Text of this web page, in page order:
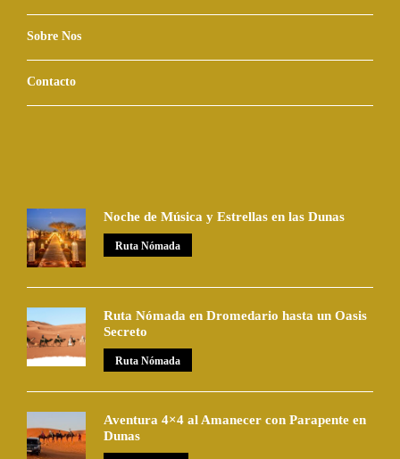
Sobre Nos
Contacto
Noche de Música y Estrellas en las Dunas
Ruta Nómada
Ruta Nómada en Dromedario hasta un Oasis
Secreto
Ruta Nómada
Aventura 4×4 al Amanecer con Parapente en
Dunas